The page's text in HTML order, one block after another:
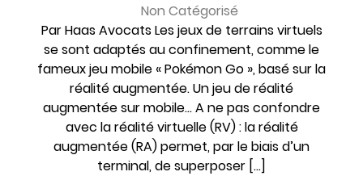
Non Catégorisé
Par Haas Avocats Les jeux de terrains virtuels
se sont adaptés au confinement, comme le
fameux jeu mobile « Pokémon Go », basé sur la
réalité augmentée. Un jeu de réalité
augmentée sur mobile… A ne pas confondre
avec la réalité virtuelle (RV) : la réalité
augmentée (RA) permet, par le biais d’un
terminal, de superposer […]